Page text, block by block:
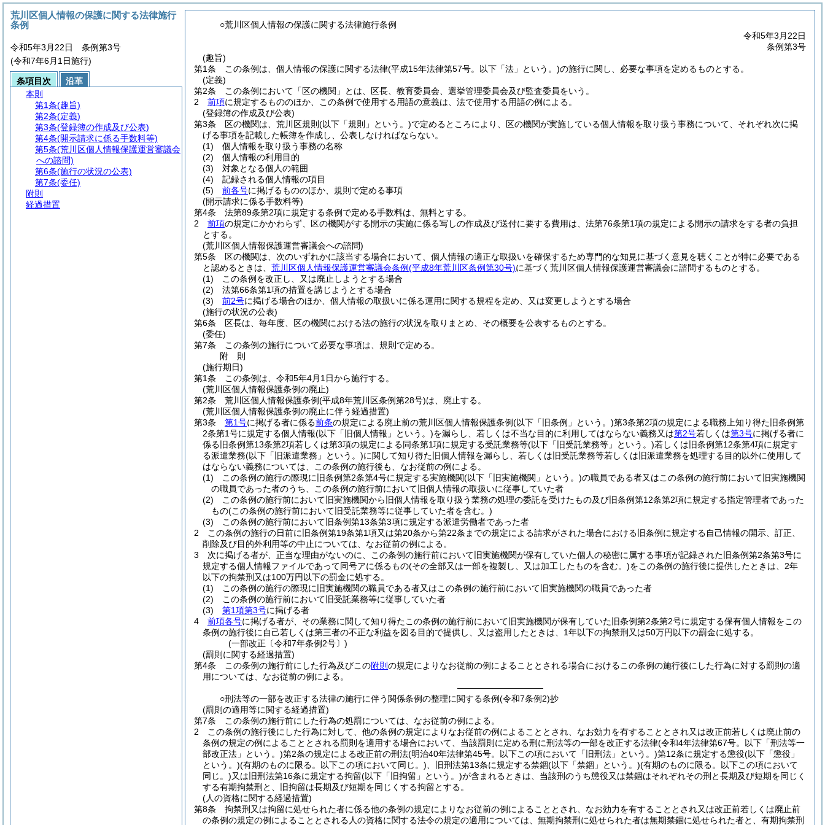
○荒川区個人情報の保護に関する法律施行条例
令和5年3月22日
条例第3号
(趣旨)
第1条
この条例は、個人情報の保護に関する法律(平成15年法律第57号。以下「法」という。)の施行に関し、必要な事項を定めるものとする。
(定義)
第2条
この条例において「区の機関」とは、区長、教育委員会、選挙管理委員会及び監査委員をいう。
2
前項に規定するもののほか、この条例で使用する用語の意義は、法で使用する用語の例による。
(登録簿の作成及び公表)
第3条
区の機関は、荒川区規則 (以下「規則」という。)で定めるところにより、区の機関が実施している個人情報を取り扱う事務について、それぞれ次に掲
げる事項を記載した帳簿を作成し、公表しなければならない。
(1)
個人情報を取り扱う事務の名称
(2)
個人情報の利用目的
(3)
対象となる個人の範囲
(4)
記録される個人情報の項目
(5)
前各号に掲げるもののほか、規則で定める事項
(開示請求に係る手数料等)
第4条
法第89条第2項に規定する条例で定める手数料は、無料とする。
2
前項の規定にかかわらず、区の機関がする開示の実施に係る写しの作成及び送付に要する費用は、法第76条第1項の規定による開示の請求をする者の負担
とする。
(荒川区個人情報保護運営審議会への諮問)
第5条
区の機関は、次のいずれかに該当する場合において、個人情報の適正な取扱いを確保するため専門的な知見に基づく意見を聴くことが特に必要である
と認めるときは、 荒川区個人情報保護運営審議会条例(平成8年荒川区条例第30号)に基づく荒川区個人情報保護運営審議会に諮問するものとする。
(1)
この条例を改正し、又は廃止しようとする場合
(2)
法第66条第1項の措置を講じようとする場合
(3)
前2号に掲げる場合のほか、個人情報の取扱いに係る運用に関する規程を定め、又は変更しようとする場合
(施行の状況の公表)
第6条
区長は、毎年度、区の機関における法の施行の状況を取りまとめ、その概要を公表するものとする。
(委任)
第7条
この条例の施行について必要な事項は、規則で定める。
附 則
(施行期日)
第1条
この条例は、令和5年4月1日から施行する。
(荒川区個人情報保護条例の廃止)
第2条
荒川区個人情報保護条例(平成8年荒川区条例第28号)は、廃止する。
(荒川区個人情報保護条例の廃止に伴う経過措置)
第3条
第1号に掲げる者に係る前条の規定による廃止前の荒川区個人情報保護条例(以下「旧条例」という。)第3条第2項の規定による職務上知り得た旧条例第
2条第1号に規定する個人情報(以下「旧個人情報」という。)を漏らし、若しくは不当な目的に利用してはならない義務又は第2号若しくは第3号に掲げる者に
係る旧条例第13条第2項若しくは第3項の規定による同条第1項に規定する受託業務等(以下「旧受託業務等」という。)若しくは旧条例第12条第4項に規定す
る派遣業務(以下「旧派遣業務」という。)に関して知り得た旧個人情報を漏らし、若しくは旧受託業務等若しくは旧派遣業務を処理する目的以外に使用して
はならない義務については、この条例の施行後も、なお従前の例による。
(1)
この条例の施行の際現に旧条例第2条第4号に規定する実施機関(以下「旧実施機関」という。)の職員である者又はこの条例の施行前において旧実施機関
の職員であった者のうち、この条例の施行前において旧個人情報の取扱いに従事していた者
(2)
この条例の施行前において旧実施機関から旧個人情報を取り扱う業務の処理の委託を受けたもの及び旧条例第12条第2項に規定する指定管理者であった
もの(この条例の施行前において旧受託業務等に従事していた者を含む。)
(3)
この条例の施行前において旧条例第13条第3項に規定する派遣労働者であった者
2
この条例の施行の日前に旧条例第19条第1項又は第20条から第22条までの規定による請求がされた場合における旧条例に規定する自己情報の開示、訂正、
削除及び目的外利用等の中止については、なお従前の例による。
3
次に掲げる者が、正当な理由がないのに、この条例の施行前において旧実施機関が保有していた個人の秘密に属する事項が記録された旧条例第2条第3号に
規定する個人情報ファイルであって同号アに係るもの(その全部又は一部を複製し、又は加工したものを含む。)をこの条例の施行後に提供したときは、2年
以下の拘禁刑又は100万円以下の罰金に処する。
(1)
この条例の施行の際現に旧実施機関の職員である者又はこの条例の施行前において旧実施機関の職員であった者
(2)
この条例の施行前において旧受託業務等に従事していた者
(3)
第1項第3号に掲げる者
4
前項各号に掲げる者が、その業務に関して知り得たこの条例の施行前において旧実施機関が保有していた旧条例第2条第2号に規定する保有個人情報をこの
条例の施行後に自己若しくは第三者の不正な利益を図る目的で提供し、又は盗用したときは、1年以下の拘禁刑又は50万円以下の罰金に処する。
(一部改正〔令和7年条例2号〕)
(罰則に関する経過措置)
第4条
この条例の施行前にした行為及びこの附則 の規定によりなお従前の例によることとされる場合におけるこの条例の施行後にした行為に対する罰則の適
用については、なお従前の例による。
――――――――――
○刑法等の一部を改正する法律の施行に伴う関係条例の整理に関する条例(令和7条例2)抄
(罰則の適用等に関する経過措置)
第7条
この条例の施行前にした行為の処罰については、なお従前の例による。
2
この条例の施行後にした行為に対して、他の条例の規定によりなお従前の例によることとされ、なお効力を有することとされ又は改正前若しくは廃止前の
条例の規定の例によることとされる罰則を適用する場合において、当該罰則に定める刑に刑法等の一部を改正する法律(令和4年法律第67号。以下「刑法等一
部改正法」という。)第2条の規定による改正前の刑法(明治40年法律第45号。以下この項において「旧刑法」という。)第12条に規定する懲役(以下「懲役」
という。)(有期のものに限る。以下この項において同じ。) 、旧刑法第13条に規定する禁錮(以下「禁錮」という。)(有期のものに限る。以下この項において
同じ。)又は旧刑法第16条に規定する拘留(以下「旧拘留」という。)が含まれるときは、当該刑のうち懲役又は禁錮はそれぞれその刑と長期及び短期を同じく
する有期拘禁刑と、旧拘留は長期及び短期を同じくする拘留とする。
(人の資格に関する経過措置)
第8条
拘禁刑又は拘留に処せられた者に係る他の条例の規定によりなお従前の例によることとされ、なお効力を有することとされ又は改正前若しくは廃止前
の条例の規定の例によることとされる人の資格に関する法令の規定の適用については、無期拘禁刑に処せられた者は無期禁錮に処せられた者と、有期拘禁刑
荒川区個人情報の保護に関する法律施行
条例
令和5年3月22日 条例第3号
(令和7年6月1日施行)
条項目次
沿革
本則
第1条(趣旨)
第2条(定義)
第3条(登録簿の作成及び公表)
第4条(開示請求に係る手数料等)
第5条(荒川区個人情報保護運営審議会
への諮問)
第6条(施行の状況の公表)
第7条(委任)
附則
経過措置